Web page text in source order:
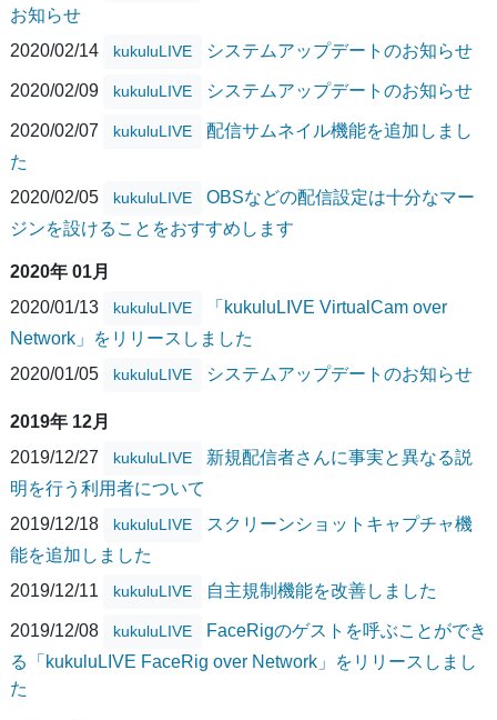
お知らせ
2020/02/14
kukuluLIVE システムアップデートのお知らせ
2020/02/09 kukuluLIVE システムアップデートのお知らせ
2020/02/07 kukuluLIVE
配信サムネイル機能を追加しまし
た
2020/02/05
kukuluLIVE
OBSなどの配信設定は十分なマー
ジンを設けることをおすすめします
2020年 01月
2020/01/13
kukuluLIVE
「kukuluLIVE VirtualCam over
Network」をリリースしました
2020/01/05
kukuluLIVE システムアップデートのお知らせ
2019年 12月
2019/12/27
kukuluLIVE
新規配信者さんに事実と異なる説
明を行う利用者について
2019/12/18
kukuluLIVE
スクリーンショットキャプチャ機
能を追加しました
2019/12/11
kukuluLIVE 自主規制機能を改善しました
2019/12/08 kukuluLIVE
FaceRigのゲストを呼ぶことができ
る「kukuluLIVE FaceRig over Network」をリリースしまし
た